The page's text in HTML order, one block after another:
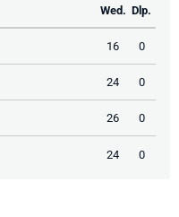
Wed. Dlp.
16 0
24 0
26 0
24 0